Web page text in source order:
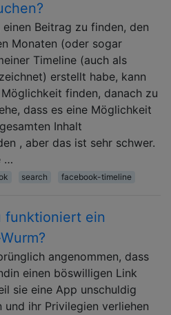
einen Beitrag zu finden, den
Monaten (oder sogar
Timeline (auch als
erstellt habe, kann
finden, danach zu
dass es eine Möglichkeit
Inhalt
, aber das ist sehr schwer.
…
search facebook-timeline
funktioniert ein
angenommen, dass
einen böswilligen Link
sie eine App unschuldig
und ihr Privilegien verliehen